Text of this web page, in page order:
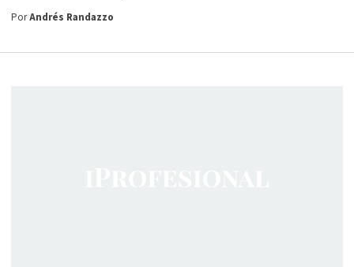
PorAndrés Randazzo